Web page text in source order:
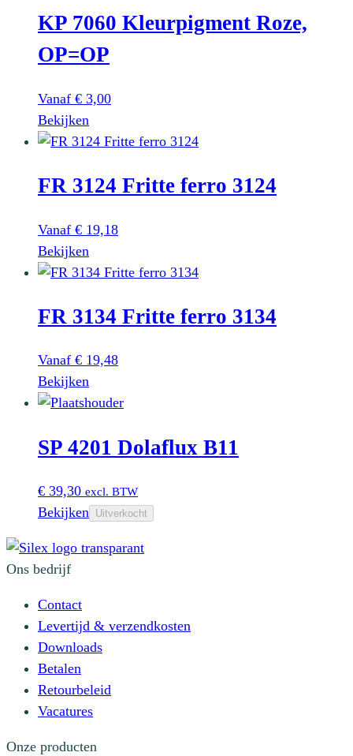
KP 7060 Kleurpigment Roze,
OP=OP
Vanaf € 3,00
Bekijken
product
meerdere
Deze
kan
worden
op
de
FR 3124 Fritte ferro 3124
Vanaf € 19,18
Bekijken
product
meerdere
Deze
kan
worden
op
productpagina
FR 3134 Fritte ferro 3134
Vanaf € 19,48
Bekijken
product
meerdere
Deze
optie
gekozen
productpagina
SP 4201 Dolaflux B11
€ 39,30 excl. BTW
Bekijken Uitverkocht
Ons bedrijf
Contact
Levertijd & verzendkosten
Downloads
Betalen
Retourbeleid
Vacatures
Onze producten